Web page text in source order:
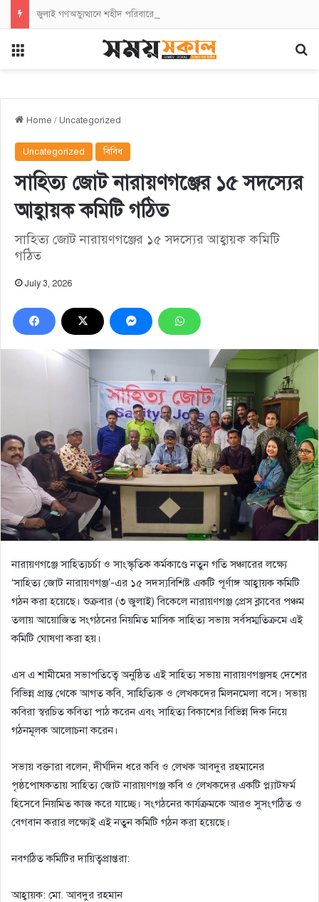
Home /Uncategorized
Uncategorized বিবিধ
সাহিত্য জোট নারায়ণগঞ্জের ১৫ সদস্যের
আহ্বায়ক কমিটি গঠিত
সাহিত্য জোট নারায়ণগঞ্জের ১৫ সদস্যের আহ্বায়ক কমিটি
গঠিত
July 3, 2026
নারায়ণগঞ্জে সাহিত্যচর্চা ও সাংস্কৃতিক কর্মকাণ্ডে নতুন গতি সঞ্চারের লক্ষ্যে
‘সাহিত্য জোট নারায়ণগঞ্জ’-এর ১৫ সদস্যবিশিষ্ট একটি পূর্ণাঙ্গ আহ্বায়ক কমিটি
গঠন করা হয়েছে। শুক্রবার (৩ জুলাই) বিকেলে নারায়ণগঞ্জ প্রেস ক্লাবের পঞ্চম
তলায় আয়োজিত সংগঠনের নিয়মিত মাসিক সাহিত্য সভায় সর্বসম্মতিক্রমে এই
কমিটি ঘোষণা করা হয়।
​এস এ শামীমের সভাপতিত্বে অনুষ্ঠিত এই সাহিত্য সভায় নারায়ণগঞ্জসহ দেশের
বিভিন্ন প্রান্ত থেকে আগত কবি, সাহিত্যিক ও লেখকদের মিলনমেলা বসে। সভায়
কবিরা স্বরচিত কবিতা পাঠ করেন এবং সাহিত্য বিকাশের বিভিন্ন দিক নিয়ে
গঠনমূলক আলোচনা করেন।
​সভায় বক্তারা বলেন, দীর্ঘদিন ধরে কবি ও লেখক আবদুর রহমানের
পৃষ্ঠপোষকতায় সাহিত্য জোট নারায়ণগঞ্জ কবি ও লেখকদের একটি প্ল্যাটফর্ম
হিসেবে নিয়মিত কাজ করে যাচ্ছে। সংগঠনের কার্যক্রমকে আরও সুসংগঠিত ও
বেগবান করার লক্ষ্যেই এই নতুন কমিটি গঠন করা হয়েছে।
​নবগঠিত কমিটির দায়িত্বপ্রাপ্তরা:
​আহ্বায়ক: মো. আবদুর রহমান